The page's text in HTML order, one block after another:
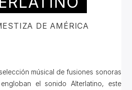
DE AMÉRICA
músical de fusiones sonoras
el sonido Alterlatino, este